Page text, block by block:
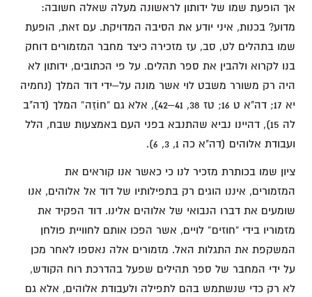
אך הופעת שמו של ידותון לראשונה מעלה שאלה חשובה:
מדוע? בכנות, איני יודע את הסיבה המדויקת. עם זאת, הופעת
שמו בתהלים לט, סב, עז מזכירה כיצד מחבר המזמורים דוחק
בנו לקרוא ולהבין את ספר תהלים. על פי הכתובים, ידותון לא
היה רק משורר משבט לוי אשר מונה על–ידי דוד המלך (נחמיה
יא 17; דה"א ט 16; טז 38, 41–42), אלא גם “חוֹזֵה” המלך (דה"ב
לה 15), דהיינו נביא שהתנבא בפני העם באמצעות שבח, הלל
ועבודת אלוהים (דה"א כה 1, 3, 6).
ציון שמו בכותרת מזכיר לנו כי כאשר אנו קוראים את
המזמורים, איננו הוגים רק בתפילותיו של דוד אל אלוהים, אנו
שומעים את דברו הנבואי של אלוהים אלינו. דוד הפקיד את
מזמוריו בידי “חוזים” לויים, אשר הפכו אותם לחוויית פולחן
המשקפת את התגלות האל. מזמורים אלה נאספו לאחר מכן
על ידי המחבר של ספר תהילים שפעל בהדרכת רוח הקודש,
לא רק כדי שנשתמש בהם לתפילה ולעבודת אלוהים, אלא גם